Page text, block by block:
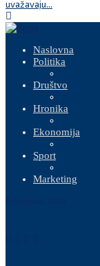
uvažavaju...
Naslovna
Politika
Društvo
Hronika
Ekonomija
Sport
Marketing